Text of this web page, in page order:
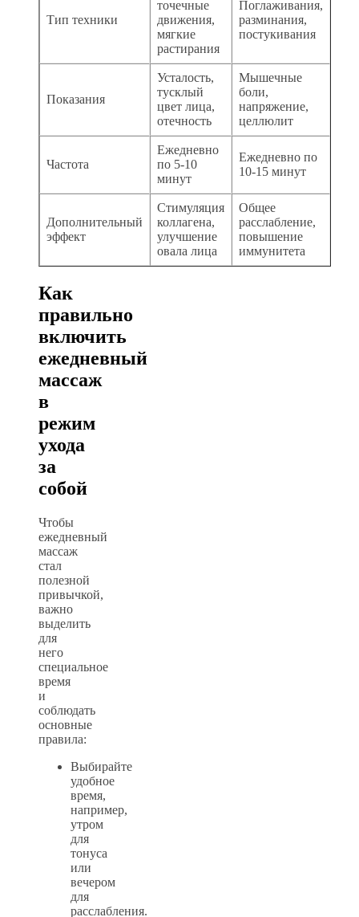
Тип техники
точечные
движения,
мягкие
растирания
Поглаживания,
разминания,
постукивания
Показания
Усталость,
тусклый
цвет лица,
отечность
Мышечные
боли,
напряжение,
целлюлит
Частота
Ежедневно
по 5-10
минут
Ежедневно по
10-15 минут
Дополнительный
эффект
Стимуляция
коллагена,
улучшение
овала лица
Общее
расслабление,
повышение
иммунитета
Как
правильно
включить
ежедневный
массаж
в
режим
ухода
за
собой
Чтобы
ежедневный
массаж
стал
полезной
привычкой,
важно
выделить
для
него
специальное
время
и
соблюдать
основные
правила:
Выбирайте
удобное
время,
например,
утром
для
тонуса
или
вечером
для
расслабления.